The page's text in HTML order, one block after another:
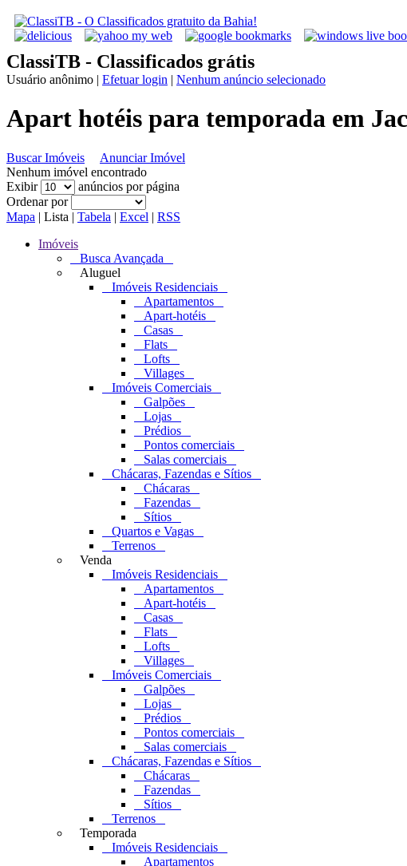
ClassiTB - Classificados grátis
Usuário anônimo | Efetuar login | Nenhum anúncio selecionado
Apart hotéis para temporada em
Buscar Imóveis
Anunciar Imóvel
Nenhum imóvel encontrado
Exibir
anúncios por página
Ordenar por
Mapa | Lista | Tabela | Excel | RSS
Imóveis
Busca Avançada
Aluguel
Imóveis Residenciais
Apartamentos
Apart-hotéis
Casas
Flats
Lofts
Villages
Imóveis Comerciais
Galpões
Lojas
Prédios
Pontos comerciais
Salas comerciais
Chácaras, Fazendas e Sítios
Chácaras
Fazendas
Sítios
Quartos e Vagas
Terrenos
Venda
Imóveis Residenciais
Apartamentos
Apart-hotéis
Casas
Flats
Lofts
Villages
Imóveis Comerciais
Galpões
Lojas
Prédios
Pontos comerciais
Salas comerciais
Chácaras, Fazendas e Sítios
Chácaras
Fazendas
Sítios
Terrenos
Temporada
Imóveis Residenciais
Apartamentos